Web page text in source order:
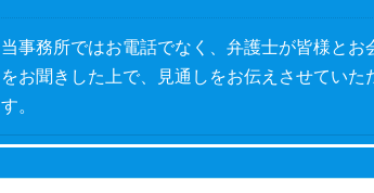
当事務所ではお電話でなく、弁護士が皆様とお
をお聞きした上で、見通しをお伝えさせていた
す。